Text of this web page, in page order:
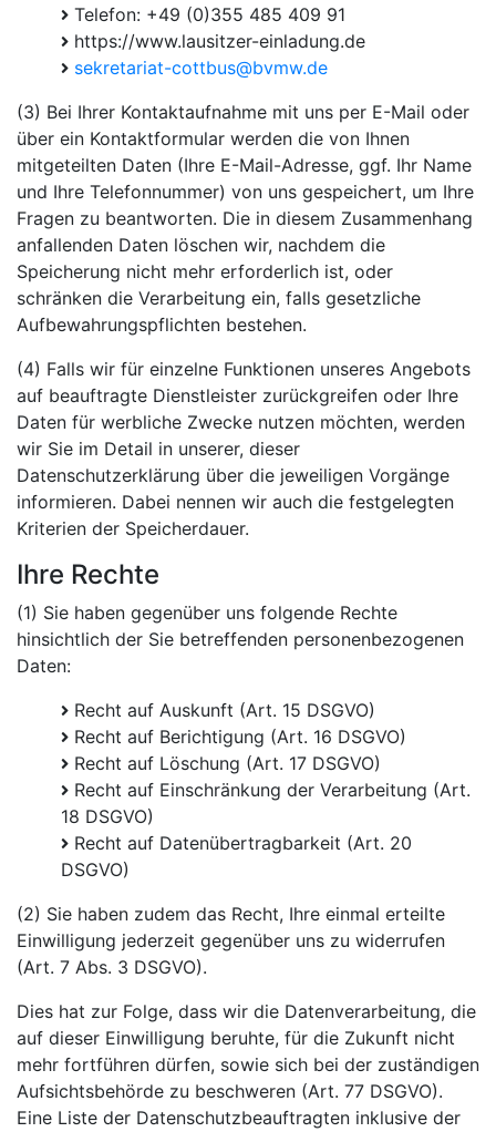
Telefon: +49 (0)355 485 409 91
https://www.lausitzer-einladung.de
sekretariat-cottbus@bvmw.de
(3) Bei Ihrer Kontaktaufnahme mit uns per E-Mail oder
über ein Kontaktformular werden die von Ihnen
mitgeteilten Daten (Ihre E-Mail-Adresse, ggf. Ihr Name
und Ihre Telefonnummer) von uns gespeichert, um Ihre
Fragen zu beantworten. Die in diesem Zusammenhang
anfallenden Daten löschen wir, nachdem die
Speicherung nicht mehr erforderlich ist, oder
schränken die Verarbeitung ein, falls gesetzliche
Aufbewahrungspflichten bestehen.
(4) Falls wir für einzelne Funktionen unseres Angebots
auf beauftragte Dienstleister zurückgreifen oder Ihre
Daten für werbliche Zwecke nutzen möchten, werden
wir Sie im Detail in unserer, dieser
Datenschutzerklärung über die jeweiligen Vorgänge
informieren. Dabei nennen wir auch die festgelegten
Kriterien der Speicherdauer.
Ihre Rechte
(1) Sie haben gegenüber uns folgende Rechte
hinsichtlich der Sie betreffenden personenbezogenen
Daten:
Recht auf Auskunft (Art. 15 DSGVO)
Recht auf Berichtigung (Art. 16 DSGVO)
Recht auf Löschung (Art. 17 DSGVO)
Recht auf Einschränkung der Verarbeitung (Art.
18 DSGVO)
Recht auf Datenübertragbarkeit (Art. 20
DSGVO)
(2) Sie haben zudem das Recht, Ihre einmal erteilte
Einwilligung jederzeit gegenüber uns zu widerrufen
(Art. 7 Abs. 3 DSGVO).
Dies hat zur Folge, dass wir die Datenverarbeitung, die
auf dieser Einwilligung beruhte, für die Zukunft nicht
mehr fortführen dürfen, sowie sich bei der zuständigen
Aufsichtsbehörde zu beschweren (Art. 77 DSGVO).
Eine Liste der Datenschutzbeauftragten inklusive der